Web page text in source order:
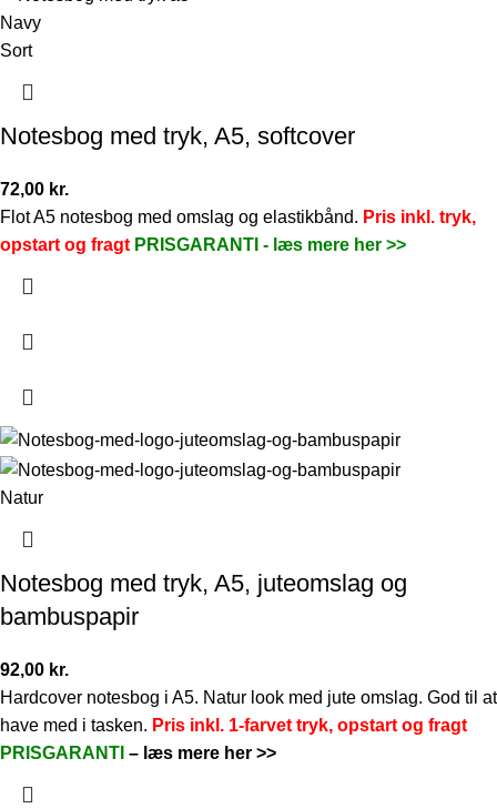
Navy
Sort
Notesbog med tryk, A5, softcover
72,00 kr.
Flot A5 notesbog med omslag og elastikbånd. Pris inkl. tryk,
opstart og fragt PRISGARANTI - læs mere her >>
Natur
Notesbog med tryk, A5, juteomslag og
bambuspapir
92,00 kr.
Hardcover notesbog i A5. Natur look med jute omslag. God til at
have med i tasken. Pris inkl. 1-farvet tryk, opstart og fragt
PRISGARANTI – læs mere her >>